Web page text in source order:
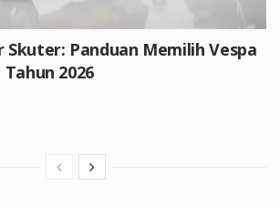
Skuter: Panduan Memilih Vespa
2026